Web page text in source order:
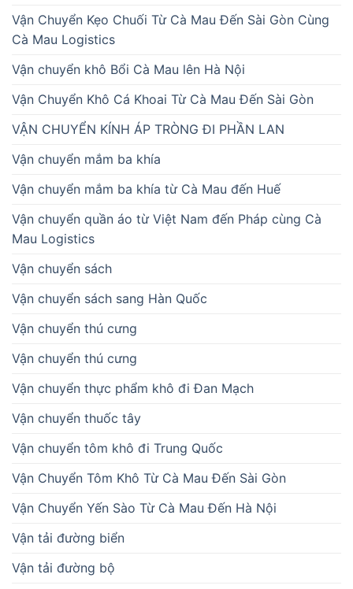
Vận Chuyển Kẹo Chuối Từ Cà Mau Đến Sài Gòn Cùng
Cà Mau Logistics
Vận chuyển khô Bổi Cà Mau lên Hà Nội
Vận Chuyển Khô Cá Khoai Từ Cà Mau Đến Sài Gòn
VẬN CHUYỂN KÍNH ÁP TRÒNG ĐI PHẦN LAN
Vận chuyển mắm ba khía
Vận chuyển mắm ba khía từ Cà Mau đến Huế
Vận chuyển quần áo từ Việt Nam đến Pháp cùng Cà
Mau Logistics
Vận chuyển sách
Vận chuyển sách sang Hàn Quốc
Vận chuyển thú cưng
Vận chuyển thú cưng
Vận chuyển thực phẩm khô đi Đan Mạch
Vận chuyển thuốc tây
Vận chuyển tôm khô đi Trung Quốc
Vận Chuyển Tôm Khô Từ Cà Mau Đến Sài Gòn
Vận Chuyển Yến Sào Từ Cà Mau Đến Hà Nội
Vận tải đường biển
Vận tải đường bộ